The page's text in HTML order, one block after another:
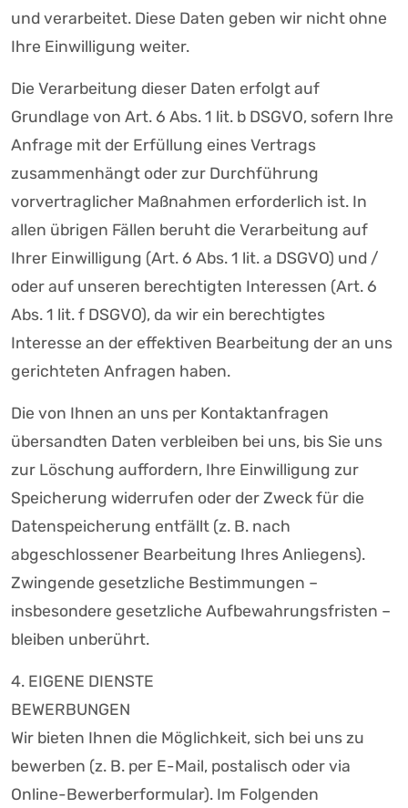
und verarbeitet. Diese Daten geben wir nicht ohne
Ihre Einwilligung weiter.
Die Verarbeitung dieser Daten erfolgt auf
Grundlage von Art. 6 Abs. 1 lit. b DSGVO, sofern Ihre
Anfrage mit der Erfüllung eines Vertrags
zusammenhängt oder zur Durchführung
vorvertraglicher Maßnahmen erforderlich ist. In
allen übrigen Fällen beruht die Verarbeitung auf
Ihrer Einwilligung (Art. 6 Abs. 1 lit. a DSGVO) und /
oder auf unseren berechtigten Interessen (Art. 6
Abs. 1 lit. f DSGVO), da wir ein berechtigtes
Interesse an der effektiven Bearbeitung der an uns
gerichteten Anfragen haben.
Die von Ihnen an uns per Kontaktanfragen
übersandten Daten verbleiben bei uns, bis Sie uns
zur Löschung auffordern, Ihre Einwilligung zur
Speicherung widerrufen oder der Zweck für die
Datenspeicherung entfällt (z. B. nach
abgeschlossener Bearbeitung Ihres Anliegens).
Zwingende gesetzliche Bestimmungen –
insbesondere gesetzliche Aufbewahrungsfristen –
bleiben unberührt.
4. EIGENE DIENSTE
BEWERBUNGEN
Wir bieten Ihnen die Möglichkeit, sich bei uns zu
bewerben (z. B. per E-Mail, postalisch oder via
Online-Bewerberformular). Im Folgenden